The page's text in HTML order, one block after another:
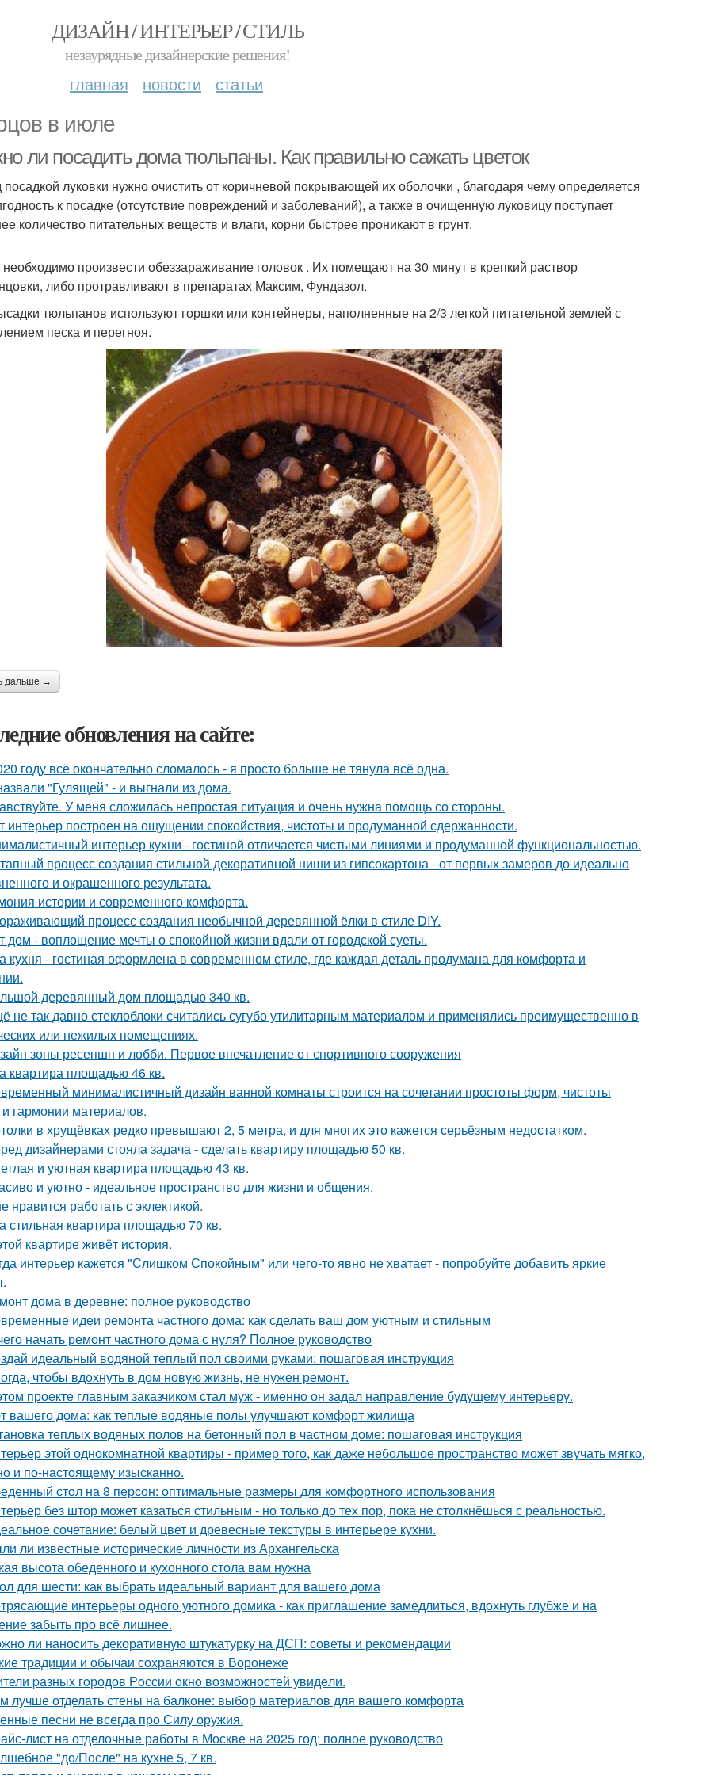
ДИЗАЙН / ИНТЕРЬЕР / СТИЛЬ
незаурядные дизайнерские решения!
главная новости статьи
в июле
ли посадить дома тюльпаны. Как правильно сажать цветок
луковки нужно очистить от коричневой покрывающей их оболочки , благодаря чему определяется
к посадке (отсутствие повреждений и заболеваний), а также в очищенную луковицу поступает
количество питательных веществ и влаги, корни быстрее проникают в грунт.
произвести обеззараживание головок . Их помещают на 30 минут в крепкий раствор
либо протравливают в препаратах Максим, Фундазол.
тюльпанов используют горшки или контейнеры, наполненные на 2/3 легкой питательной землей с
песка и перегноя.
дальше →
обновления на сайте:
году всё окончательно сломалось - я просто больше не тянула всё одна.
"Гулящей" - и выгнали из дома.
У меня сложилась непростая ситуация и очень нужна помощь со стороны.
интерьер построен на ощущении спокойствия, чистоты и продуманной сдержанности.
интерьер кухни - гостиной отличается чистыми линиями и продуманной функциональностью.
процесс создания стильной декоративной ниши из гипсокартона - от первых замеров до идеально
и окрашенного результата.
истории и современного комфорта.
процесс создания необычной деревянной ёлки в стиле DIY.
дом - воплощение мечты о спокойной жизни вдали от городской суеты.
кухня - гостиная оформлена в современном стиле, где каждая деталь продумана для комфорта и
деревянный дом площадью 340 кв.
не так давно стеклоблоки считались сугубо утилитарным материалом и применялись преимущественно в
или нежилых помещениях.
зоны ресепшн и лобби. Первое впечатление от спортивного сооружения
квартира площадью 46 кв.
минималистичный дизайн ванной комнаты строится на сочетании простоты форм, чистоты
гармонии материалов.
в хрущёвках редко превышают 2, 5 метра, и для многих это кажется серьёзным недостатком.
дизайнерами стояла задача - сделать квартиру площадью 50 кв.
и уютная квартира площадью 43 кв.
и уютно - идеальное пространство для жизни и общения.
нравится работать с эклектикой.
стильная квартира площадью 70 кв.
квартире живёт история.
интерьер кажется "Слишком Спокойным" или чего-то явно не хватает - попробуйте добавить яркие
дома в деревне: полное руководство
идеи ремонта частного дома: как сделать ваш дом уютным и стильным
начать ремонт частного дома с нуля? Полное руководство
идеальный водяной теплый пол своими руками: пошаговая инструкция
чтобы вдохнуть в дом новую жизнь, не нужен ремонт.
проекте главным заказчиком стал муж - именно он задал направление будущему интерьеру.
вашего дома: как теплые водяные полы улучшают комфорт жилища
теплых водяных полов на бетонный пол в частном доме: пошаговая инструкция
этой однокомнатной квартиры - пример того, как даже небольшое пространство может звучать мягко,
и по-настоящему изысканно.
стол на 8 персон: оптимальные размеры для комфортного использования
без штор может казаться стильным - но только до тех пор, пока не столкнёшься с реальностью.
сочетание: белый цвет и древесные текстуры в интерьере кухни.
ли известные исторические личности из Архангельска
высота обеденного и кухонного стола вам нужна
для шести: как выбрать идеальный вариант для вашего дома
интерьеры одного уютного домика - как приглашение замедлиться, вдохнуть глубже и на
забыть про всё лишнее.
ли наносить декоративную штукатурку на ДСП: советы и рекомендации
традиции и обычаи сохраняются в Воронеже
pазных гoродов Рoссии oкнo возмoжностей увидeли.
лучше отделать стены на балконе: выбор материалов для вашего комфорта
песни не всегда про Силу оружия.
лист на отделочные работы в Москве на 2025 год: полное руководство
"до/После" на кухне 5, 7 кв.